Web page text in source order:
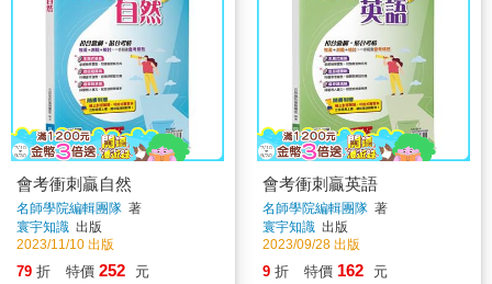
會考衝刺贏自然
名師學院編輯團隊 著
寰宇知識 出版
2023/11/10 出版
79 折 特價 252 元
會考衝刺贏英語
名師學院編輯團隊 著
寰宇知識 出版
2023/09/28 出版
9 折 特價 162 元